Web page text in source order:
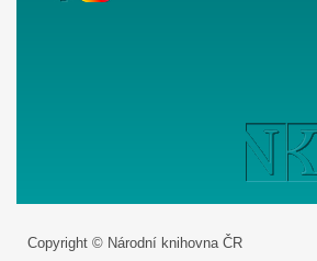
Copyright © Národní knihovna ČR